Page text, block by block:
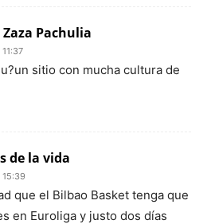
Pachulia
sitio con mucha cultura de
de la vida
15:39
que el Bilbao Basket tenga que
en Euroliga y justo dos días